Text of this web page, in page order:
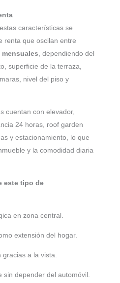
características se
renta que oscilan entre
mensuales, dependiendo del
superficie de la terraza,
nivel del piso y
cuentan con elevador,
24 horas, roof garden
y estacionamiento, lo que
y la comodidad diaria
este tipo de
en zona central.
extensión del hogar.
gracias a la vista.
sin depender del automóvil.